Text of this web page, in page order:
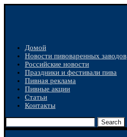
Домой
Новости пивоваренных заводов
Российские новости
Праздники и фестивали пива
Пивная реклама
Пивные акции
Статьи
Контакты
Search